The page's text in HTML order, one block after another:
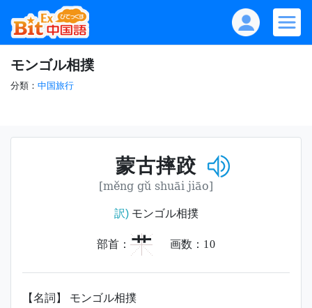
モンゴル相撲
分類： 中国旅行
蒙古摔跤
[měng gǔ shuāi jiāo]
訳)モンゴル相撲
部首： 艹 画数： 10
【名詞】 モンゴル相撲